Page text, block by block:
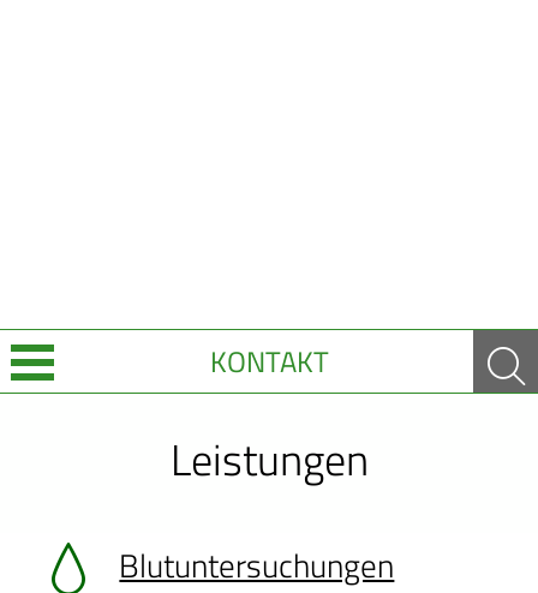
KONTAKT
Ratgeber
Leistungen
Blutuntersuchungen